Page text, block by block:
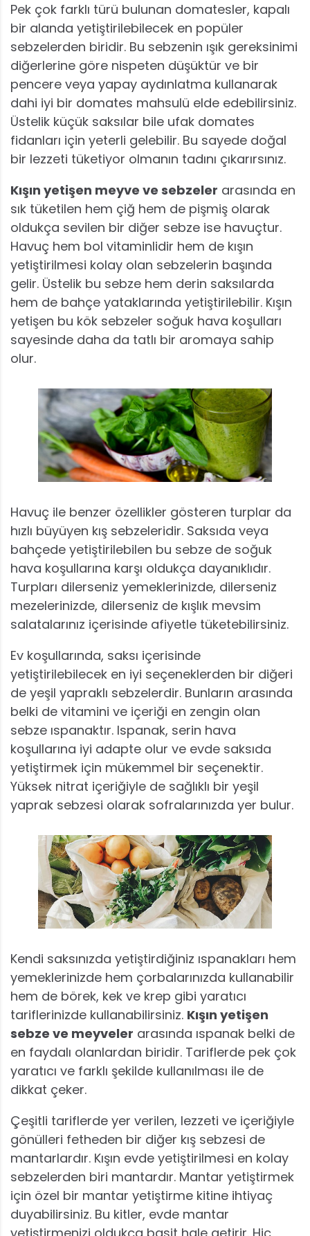
Pek çok farklı türü bulunan domatesler, kapalı
bir alanda yetiştirilebilecek en popüler
sebzelerden biridir. Bu sebzenin ışık gereksinimi
diğerlerine göre nispeten düşüktür ve bir
pencere veya yapay aydınlatma kullanarak
dahi iyi bir domates mahsulü elde edebilirsiniz.
Üstelik küçük saksılar bile ufak domates
fidanları için yeterli gelebilir. Bu sayede doğal
bir lezzeti tüketiyor olmanın tadını çıkarırsınız.
Kışın yetişen meyve ve sebzeler arasında en
sık tüketilen hem çiğ hem de pişmiş olarak
oldukça sevilen bir diğer sebze ise havuçtur.
Havuç hem bol vitaminlidir hem de kışın
yetiştirilmesi kolay olan sebzelerin başında
gelir. Üstelik bu sebze hem derin saksılarda
hem de bahçe yataklarında yetiştirilebilir. Kışın
yetişen bu kök sebzeler soğuk hava koşulları
sayesinde daha da tatlı bir aromaya sahip
olur.
Havuç ile benzer özellikler gösteren turplar da
hızlı büyüyen kış sebzeleridir. Saksıda veya
bahçede yetiştirilebilen bu sebze de soğuk
hava koşullarına karşı oldukça dayanıklıdır.
Turpları dilerseniz yemeklerinizde, dilerseniz
mezelerinizde, dilerseniz de kışlık mevsim
salatalarınız içerisinde afiyetle tüketebilirsiniz.
Ev koşullarında, saksı içerisinde
yetiştirilebilecek en iyi seçeneklerden bir diğeri
de yeşil yapraklı sebzelerdir. Bunların arasında
belki de vitamini ve içeriği en zengin olan
sebze ıspanaktır. Ispanak, serin hava
koşullarına iyi adapte olur ve evde saksıda
yetiştirmek için mükemmel bir seçenektir.
Yüksek nitrat içeriğiyle de sağlıklı bir yeşil
yaprak sebzesi olarak sofralarınızda yer bulur.
Kendi saksınızda yetiştirdiğiniz ıspanakları hem
yemeklerinizde hem çorbalarınızda kullanabilir
hem de börek, kek ve krep gibi yaratıcı
tariflerinizde kullanabilirsiniz. Kışın yetişen
sebze ve meyveler arasında ıspanak belki de
en faydalı olanlardan biridir. Tariflerde pek çok
yaratıcı ve farklı şekilde kullanılması ile de
dikkat çeker.
Çeşitli tariflerde yer verilen, lezzeti ve içeriğiyle
gönülleri fetheden bir diğer kış sebzesi de
mantarlardır. Kışın evde yetiştirilmesi en kolay
sebzelerden biri mantardır. Mantar yetiştirmek
için özel bir mantar yetiştirme kitine ihtiyaç
duyabilirsiniz. Bu kitler, evde mantar